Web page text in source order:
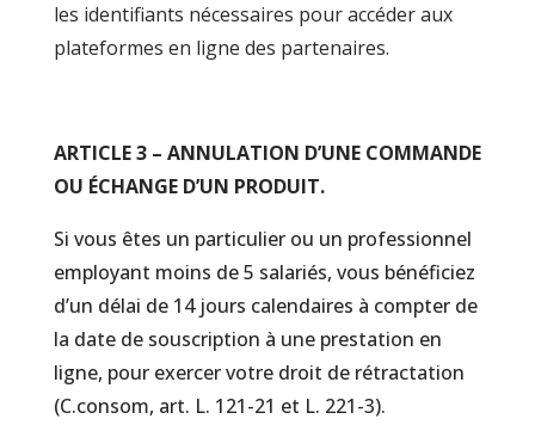
les identifiants nécessaires pour accéder aux
plateformes en ligne des partenaires.
ARTICLE 3 – ANNULATION D’UNE COMMANDE
OU ÉCHANGE D’UN PRODUIT.
Si vous êtes un particulier ou un professionnel
employant moins de 5 salariés, vous bénéficiez
d’un délai de 14 jours calendaires à compter de
la date de souscription à une prestation en
ligne, pour exercer votre droit de rétractation
(C.consom, art. L. 121-21 et L. 221-3).